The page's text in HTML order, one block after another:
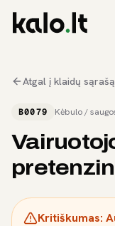
Atgal į klaidų sąrašą
B0079 Kėbulo /
Kritiškumas: